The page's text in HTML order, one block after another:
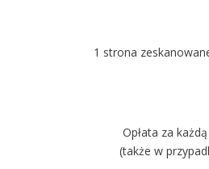
1 strona
Opłata za każdą rozpoczętą
(także w